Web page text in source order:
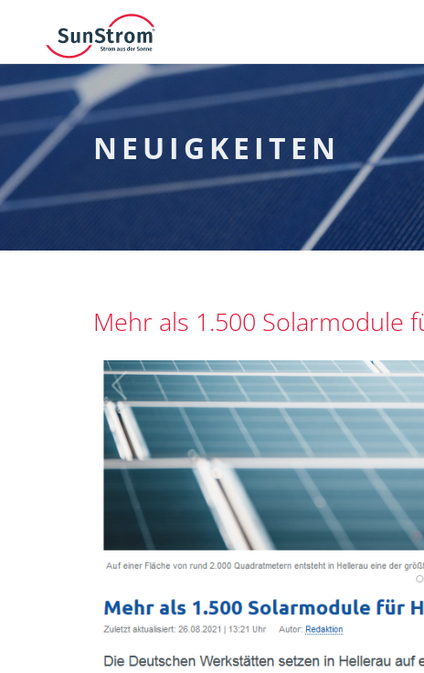
NEUIGKEITEN
Mehr als 1.500 Solarmodule